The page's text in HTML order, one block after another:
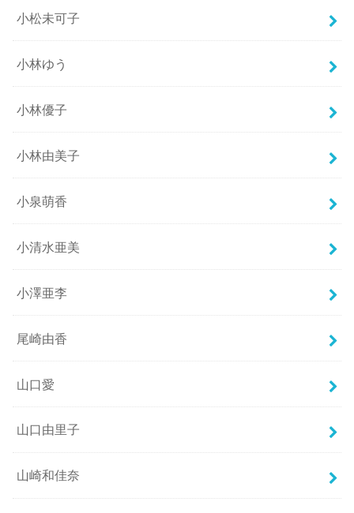
小松未可子
小林ゆう
小林優子
小林由美子
小泉萌香
小清水亜美
小澤亜李
尾崎由香
山口愛
山口由里子
山崎和佳奈